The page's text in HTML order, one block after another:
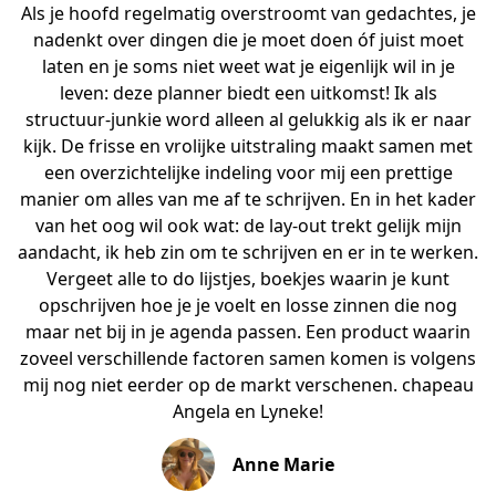
Als je hoofd regelmatig overstroomt van gedachtes, je
nadenkt over dingen die je moet doen óf juist moet
laten en je soms niet weet wat je eigenlijk wil in je
leven: deze planner biedt een uitkomst! Ik als
structuur-junkie word alleen al gelukkig als ik er naar
kijk. De frisse en vrolijke uitstraling maakt samen met
een overzichtelijke indeling voor mij een prettige
manier om alles van me af te schrijven. En in het kader
van het oog wil ook wat: de lay-out trekt gelijk mijn
aandacht, ik heb zin om te schrijven en er in te werken.
Vergeet alle to do lijstjes, boekjes waarin je kunt
opschrijven hoe je je voelt en losse zinnen die nog
maar net bij in je agenda passen. Een product waarin
zoveel verschillende factoren samen komen is volgens
mij nog niet eerder op de markt verschenen. chapeau
Angela en Lyneke!
Anne Marie